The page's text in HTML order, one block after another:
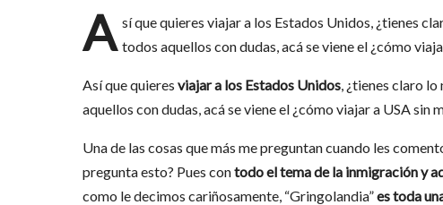
A sí que quieres viajar a los Estados Unidos, ¿tienes
todos aquellos con dudas, acá se viene el ¿cómo
Así que quieres viajar a los Estados Unidos, ¿tienes claro
aquellos con dudas, acá se viene el ¿cómo viajar a USA sin
Una de las cosas que más me preguntan cuando les
pregunta esto? Pues contodo el tema de la inmigración y
como le decimos cariñosamente, “Gringolandia”es toda